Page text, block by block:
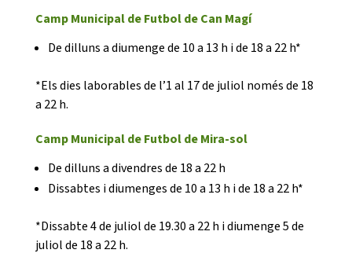
Camp Municipal de Futbol de Can Magí
De dilluns a diumenge de 10 a 13 h i de 18 a 22 h*
*Els dies laborables de l’1 al 17 de juliol només de 18
a 22 h.
Camp Municipal de Futbol de Mira-sol
De dilluns a divendres de 18 a 22 h
Dissabtes i diumenges de 10 a 13 h i de 18 a 22 h*
*Dissabte 4 de juliol de 19.30 a 22 h i diumenge 5 de
juliol de 18 a 22 h.
CONEIX FUNDESPLAI
L'equip